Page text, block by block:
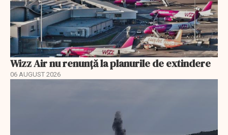
Wizz Air nu renunță la planurile de extindere
06 AUGUST 2026